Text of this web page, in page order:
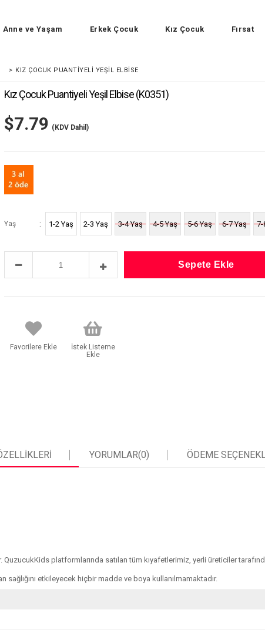
Anne ve Yaşam Erkek Çocuk Kız Çocuk Fırsat
> KIZ ÇOCUK PUANTIYELI YEŞIL ELBISE
Kız Çocuk Puantiyeli Yeşil Elbise(K0351)
$7.79 (KDV Dahil)
Yaş : 1-2 Yaş 2-3 Yaş 3-4 Yaş 4-5 Yaş 5-6 Yaş 6-7 Yaş 7-
Favorilere Ekle
İstek Listeme
Ekle
YORUMLAR(0) ÖDEME
QuzucukKids platformlarında satılan tüm kıyafetlerimiz, yerli üreticiler
etkileyecek hiçbir madde ve boya kullanılmamaktadır.